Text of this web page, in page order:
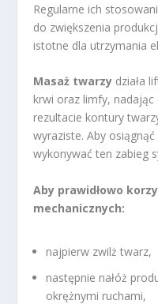
Regularne ich
do zwiększenia
istotne dla utrzymania
Masaż twarzy działa
krwi oraz limfy, nadając
rezultacie kontury
wyraziste. Aby
wykonywać ten zabieg
Aby prawidłowo
mechanicznych:
najpierw zwilż twarz,
następnie nałóż
okrężnymi ruchami,